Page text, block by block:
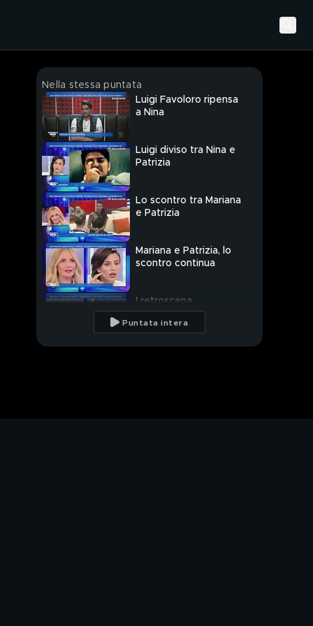
Nella stessa puntata
Luigi Favoloro ripensa
a Nina
Luigi diviso tra Nina e
Patrizia
Lo scontro tra Mariana
e Patrizia
Mariana e Patrizia, lo
scontro continua
I retroscena
dell'ingresso di Baye
Puntata intera